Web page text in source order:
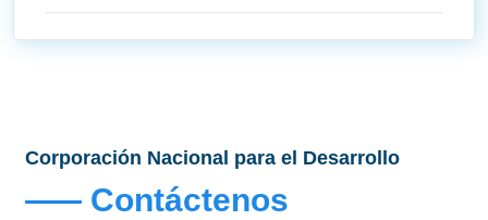
Corporación Nacional para el Desarrollo
Contáctenos